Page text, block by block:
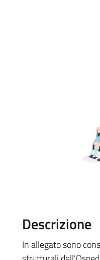
Descrizione
In allegato sono